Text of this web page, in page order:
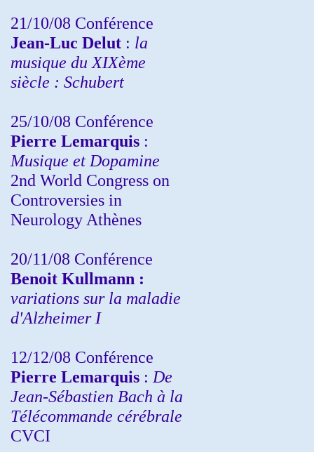
21/10/08 Conférence
Jean-Luc Delut : la
musique du XIXème
siècle : Schubert
25/10/08 Conférence
Pierre Lemarquis :
Musique et Dopamine
2nd World Congress on
Controversies in
Neurology Athènes
20/11/08 Conférence
Benoit Kullmann :
variations sur la maladie
d'Alzheimer I
12/12/08 Conférence
Pierre Lemarquis : De
Jean-Sébastien Bach à la
Télécommande cérébrale
CVCI